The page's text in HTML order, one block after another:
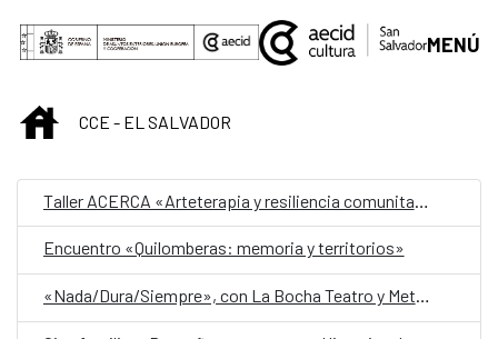
Saltar al contenido principal
MENÚ
INICIOCCE - EL SALVADOR
Encuentro «Quilomberas: memoria y territorios»
«Nada/Dura/Siempre», con La Bocha Teatro y Metafórica